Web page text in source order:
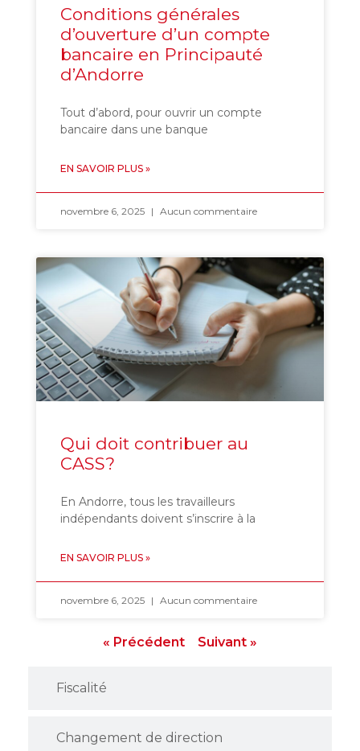
Fiscalité
Changement de direction
Conditions générales
d’ouverture d’un compte
bancaire en Principauté
d’Andorre
Tout d’abord, pour ouvrir un compte
bancaire dans une banque
EN SAVOIR PLUS »
novembre 6, 2025 Aucun commentaire
Qui doit contribuer au
CASS?
En Andorre, tous les travailleurs
indépendants doivent s’inscrire à la
EN SAVOIR PLUS »
novembre 6, 2025 Aucun commentaire
« Précédent Suivant »